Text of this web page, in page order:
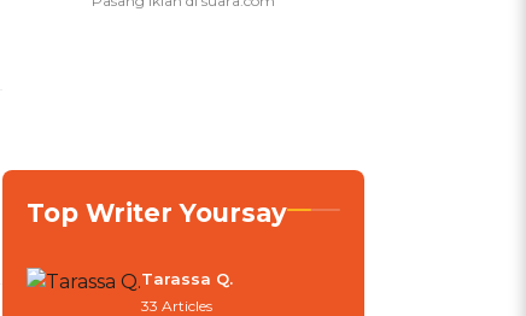
Top Writer Yoursay
Tarassa Q.
33 Articles